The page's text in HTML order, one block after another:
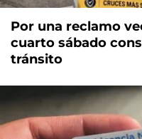
Por una reclamo
cuarto sábado
tránsito